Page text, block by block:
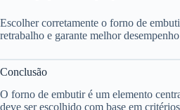
Escolher corretamente o forno de
retrabalho e garante melhor
Conclusão
O forno de embutir é um elemento
deve ser escolhido com base em